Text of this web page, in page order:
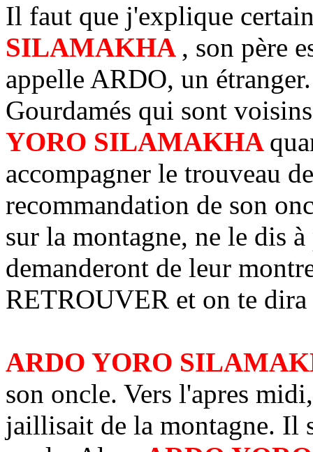
Il faut que j'explique
SILAMAKHA , son père
appelle ARDO, un
Gourdamés qui sont
YORO SILAMAKHA
accompagner le trouveau
recommandation de son
sur la montagne, ne le dis
demanderont de leur
RETROUVER et on te
ARDO YORO
son oncle. Vers l'apres
jaillisait de la montagne. Il